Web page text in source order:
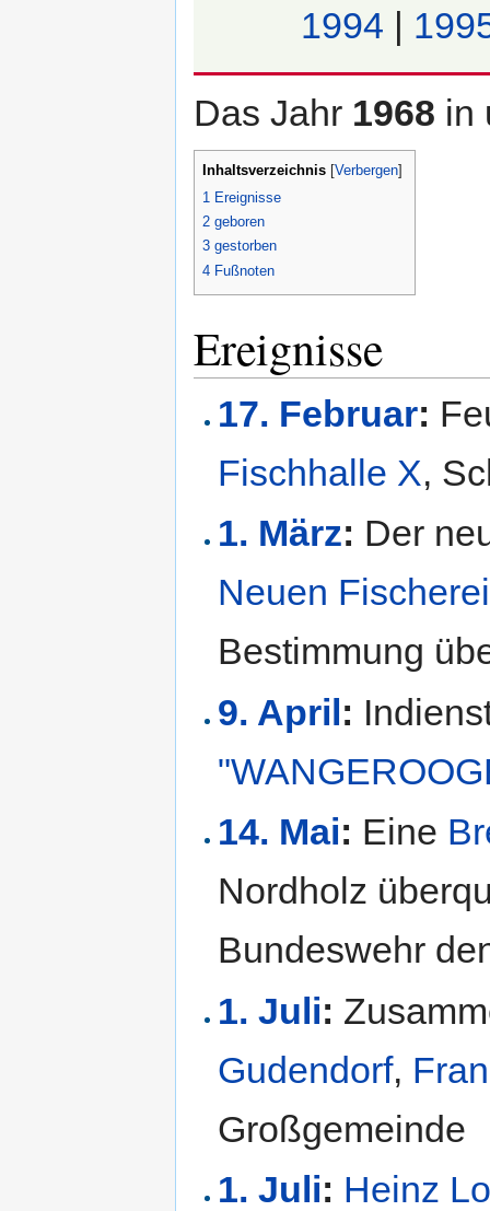
1994
Das Jahr 1968 in
Inhaltsverzeichnis [Verbergen]
1 Ereignisse
2 geboren
3 gestorben
4 Fußnoten
Ereignisse
17. Februar:
Fischhalle X,
1. März: Der
Neuen
Bestimmung
9. April:
14. Mai: Eine
Nordholz
Bundeswehr
1. Juli:
Gudendorf,
Großgemeinde
1. Juli: Heinz